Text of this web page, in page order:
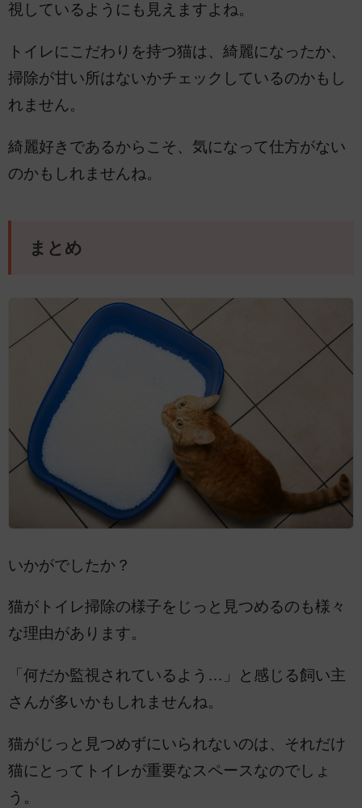
視しているようにも見えますよね。
トイレにこだわりを持つ猫は、綺麗になったか、
掃除が甘い所はないかチェックしているのかもし
れません。
綺麗好きであるからこそ、気になって仕方がない
のかもしれませんね。
まとめ
いかがでしたか？
猫がトイレ掃除の様子をじっと見つめるのも様々
な理由があります。
「何だか監視されているよう…」と感じる飼い主
さんが多いかもしれませんね。
猫がじっと見つめずにいられないのは、それだけ
猫にとってトイレが重要なスペースなのでしょ
う。